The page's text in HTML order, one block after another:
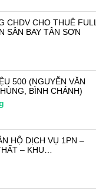
CHDV CHO THUÊ FULL
SÂN BAY TÂN SƠN
500 (NGUYỄN VĂN
BÌNH CHÁNH)
HỘ DỊCH VỤ 1PN –
– KHU…